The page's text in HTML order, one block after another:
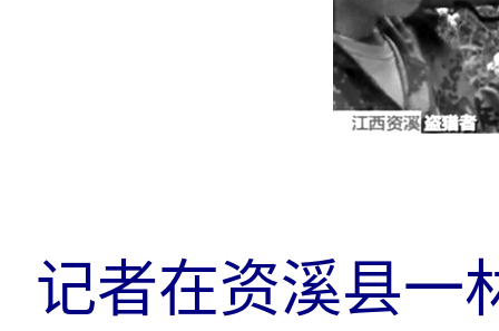
记者在资溪县一